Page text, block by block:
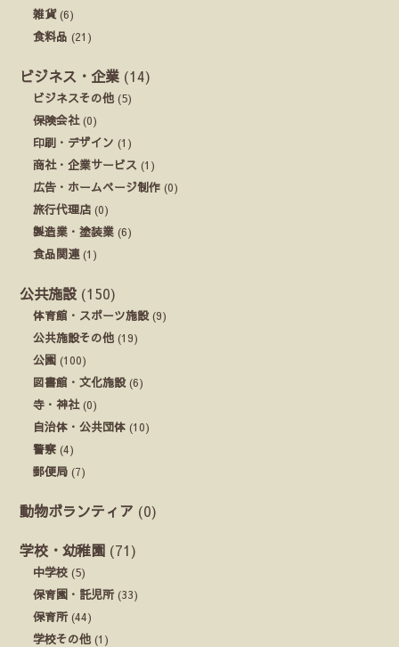
雑貨(6)
食料品 (21)
ビジネス・企業 (14)
ビジネスその他 (5)
保険会社(0)
印刷・デザイン (1)
商社・企業サービス (1)
広告・ホームページ制作 (0)
旅行代理店 (0)
製造業・塗装業 (6)
食品関連 (1)
公共施設 (150)
体育館・スポーツ施設(9)
公共施設その他 (19)
公園 (100)
図書館・文化施設(6)
寺・神社(0)
自治体・公共団体 (10)
警察 (4)
郵便局 (7)
動物ボランティア (0)
学校・幼稚園 (71)
中学校 (5)
保育園・託児所(33)
保育所(44)
学校その他 (1)